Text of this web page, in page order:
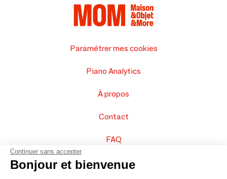
Paramétrer mes cookies
Piano Analytics
À propos
Contact
FAQ
Vendez vos produits
Continuer sans accepter
Bonjour et bienvenue